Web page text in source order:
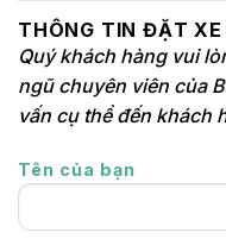
THÔNG TIN ĐẶT XE
Quý khách hàng vui
ngũ chuyên viên của
vấn cụ thể đến khách
Tên của bạn